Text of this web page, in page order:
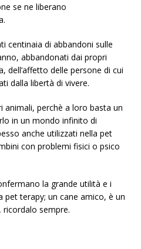
se ne liberano
centinaia di abbandoni sulle
abbandonati dai propri
dell’affetto delle persone di cui
dalla libertà di vivere.
perchè a loro basta un
in un mondo infinito di
anche utilizzati nella pet
con problemi fisici o psico
la grande utilità e i
pet terapy; un cane amico, è un
sempre.